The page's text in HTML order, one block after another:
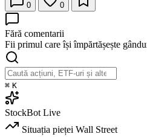
0 0
Fără comentarii
Fii primul care își împărtășește
⌘ K
StockBot Live
Situația pieței Wall Street